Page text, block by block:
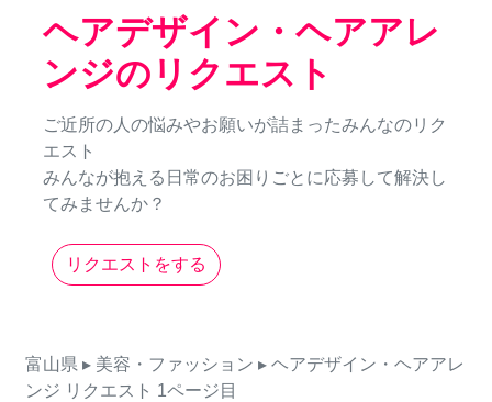
ヘアデザイン・ヘアアレ
ンジのリクエスト
ご近所の人の悩みやお願いが詰まったみんなのリク
エスト
みんなが抱える日常のお困りごとに応募して解決し
てみませんか？
リクエストをする
富山県 ▸ 美容・ファッション ▸ ヘアデザイン・ヘアアレ
ンジ リクエスト 1ページ目